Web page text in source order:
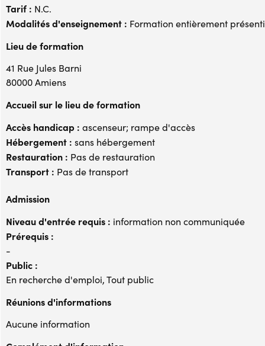
Tarif : N.C.
Modalités d'enseignement : Formation entièrement
Lieu de formation
41 Rue Jules Barni
80000 Amiens
Accueil sur le lieu de formation
Accès handicap : ascenseur; rampe d'accès
Hébergement : sans hébergement
Restauration : Pas de restauration
Transport : Pas de transport
Admission
Niveau d'entrée requis : information non communiquée
Prérequis :
-
Public :
En recherche d'emploi, Tout public
Réunions d'informations
Aucune information